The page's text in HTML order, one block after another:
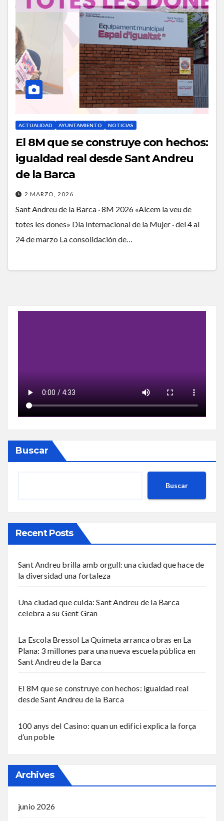
ACTUALIDAD AYUNTAMIENTO NOTICIAS
El 8M que se construye con hechos:
igualdad real desde Sant Andreu
de la Barca
2 MARZO, 2026
Sant Andreu de la Barca · 8M 2026 «Alcem la veu de
totes les dones» Día Internacional de la Mujer · del 4 al
24 de marzo La consolidación de…
Buscar
Buscar
Recent Posts
Sant Andreu brilla amb orgull: una ciudad que hace de
la diversidad una fortaleza
Una ciudad que cuida: Sant Andreu de la Barca
celebra a su Gent Gran
La Escola Bressol La Quimeta arranca obras en La
Plana: 3 millones para una nueva escuela pública en
Sant Andreu de la Barca
El 8M que se construye con hechos: igualdad real
desde Sant Andreu de la Barca
100 anys del Casino: quan un edifici explica la força
d’un poble
Archives
junio 2026